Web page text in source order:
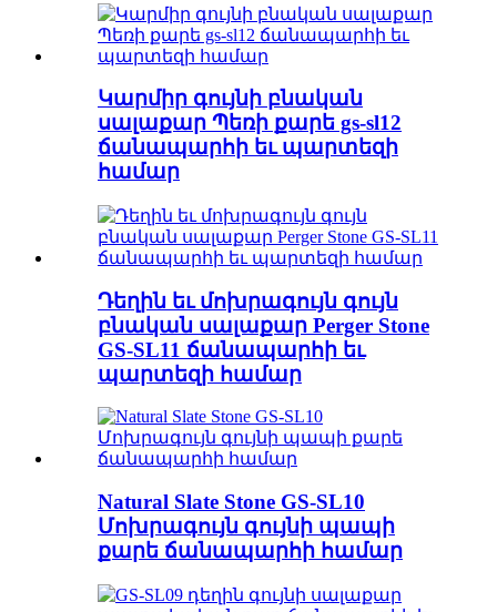
Կարմիր գույնի բնական
սալաքար Պեռի քարե gs-sl12
ճանապարհի եւ պարտեզի
համար
Դեղին եւ մոխրագույն գույն
բնական սալաքար Perger Stone
GS-SL11 ճանապարհի եւ
պարտեզի համար
Natural Slate Stone GS-SL10
Մոխրագույն գույնի պապի
քարե ճանապարհի համար